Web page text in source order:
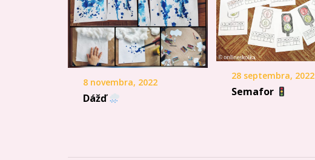
8 novembra, 2022
Dážď
28 septembra, 2022
Semafor